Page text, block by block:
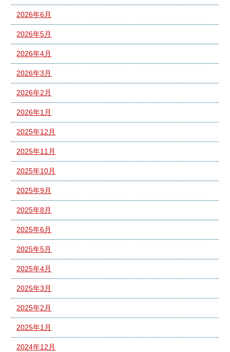
2026年6月
2026年5月
2026年4月
2026年3月
2026年2月
2026年1月
2025年12月
2025年11月
2025年10月
2025年9月
2025年8月
2025年6月
2025年5月
2025年4月
2025年3月
2025年2月
2025年1月
2024年12月